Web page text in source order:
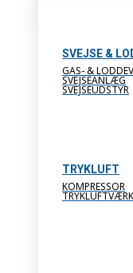
SVEJSE &
GAS- &
SVEJSEANLÆG
SVEJSEUDSTYR
TRYKLUFT
KOMPRESSOR